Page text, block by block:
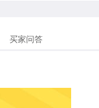
买家问答